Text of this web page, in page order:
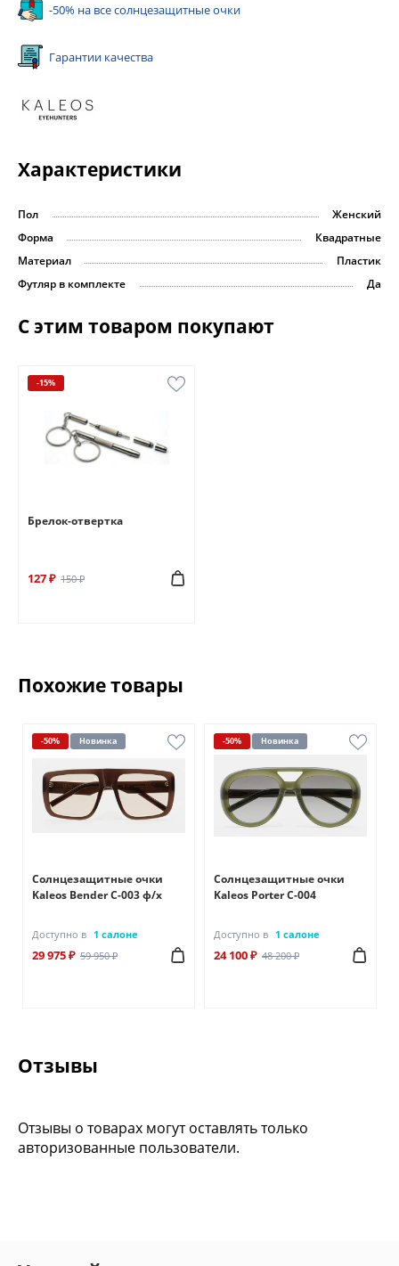
-50% на все солнцезащитные очки
Гарантии качества
Характеристики
Пол
Женский
Форма
Квадратные
Материал
Пластик
Футляр в комплекте
Да
С этим товаром покупают
-15%
Брелок-отвертка
127 ₽ 150 ₽
Похожие товары
-50% Новинка
Солнцезащитные очки
Kaleos Bender C-003 ф/х
Доступно в 1 салоне
29 975 ₽ 59 950 ₽
-50% Новинка
Солнцезащитные очки
Kaleos Porter C-004
Доступно в 1 салоне
24 100 ₽ 48 200 ₽
Отзывы
Отзывы о товарах могут оставлять только
авторизованные пользователи.